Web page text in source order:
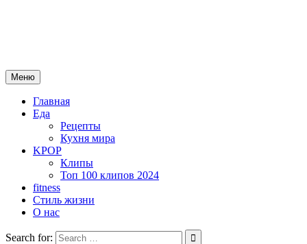
Меню
Главная
Еда
Рецепты
Кухня мира
KPOP
Клипы
Топ 100 клипов 2024
fitness
Стиль жизни
О нас
Search for: